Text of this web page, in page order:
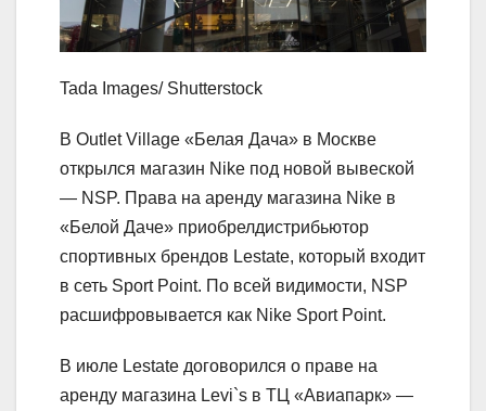
Tada Images/ Shutterstock
В Outlet Village «Белая Дача» в Москве
открылся магазин Nike под новой вывеской
— NSP. Права на аренду магазина Nike в
«Белой Даче» приобрелдистрибьютор
спортивных брендов Lestate, который входит
в сеть Sport Point. По всей видимости, NSP
расшифровывается как Nike Sport Point.
В июле Lestate договорился о праве на
аренду магазина Levi`s в ТЦ «Авиапарк» —